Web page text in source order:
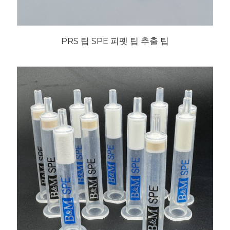
PRS 팁 SPE 피펫 팁 추출 팁